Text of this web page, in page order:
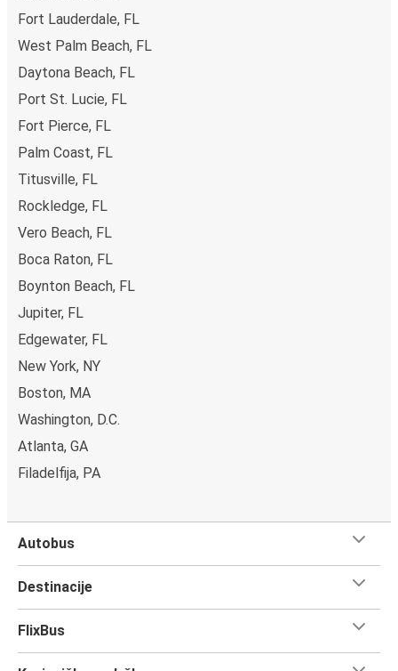
Fort Lauderdale, FL
West Palm Beach, FL
Daytona Beach, FL
Port St. Lucie, FL
Fort Pierce, FL
Palm Coast, FL
Titusville, FL
Rockledge, FL
Vero Beach, FL
Boca Raton, FL
Boynton Beach, FL
Jupiter, FL
Edgewater, FL
New York, NY
Boston, MA
Washington, D.C.
Atlanta, GA
Filadelfija, PA
Autobus
Destinacije
FlixBus